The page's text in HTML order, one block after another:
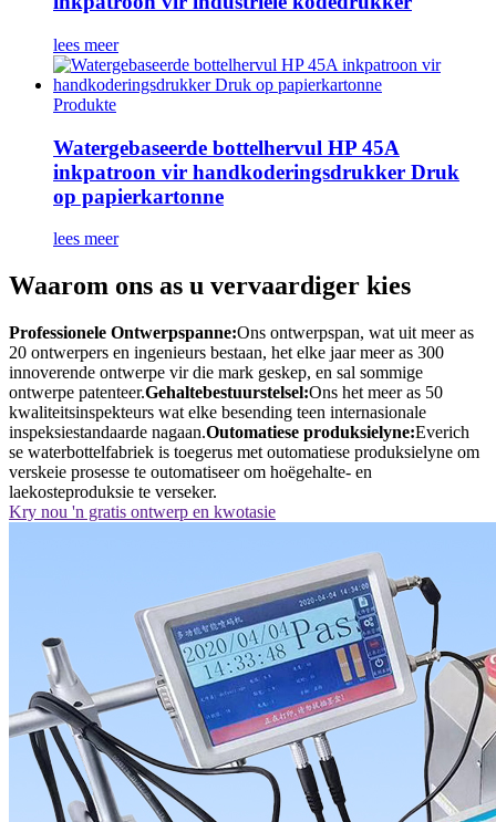
lees meer
Produkte
Watergebaseerde bottelhervul HP 45A
inkpatroon vir handkoderingsdrukker Druk
op papierkartonne
lees meer
Waarom ons as u vervaardiger kies
Professionele Ontwerpspanne:Ons ontwerpspan, wat uit meer as
20 ontwerpers en ingenieurs bestaan, het elke jaar meer as 300
innoverende ontwerpe vir die mark geskep, en sal sommige
ontwerpe patenteer.Gehaltebestuurstelsel:Ons het meer as 50
kwaliteitsinspekteurs wat elke besending teen internasionale
inspeksiestandaarde nagaan.Outomatiese produksielyne:Everich
se waterbottelfabriek is toegerus met outomatiese produksielyne om
verskeie prosesse te outomatiseer om hoëgehalte- en
laekosteproduksie te verseker.
Kry nou 'n gratis ontwerp en kwotasie